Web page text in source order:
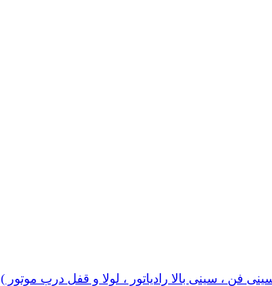
فن ، سینی بالا رادیاتور ، لولا و قفل درب موتور )